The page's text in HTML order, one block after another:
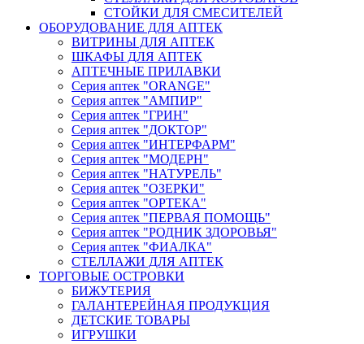
СТОЙКИ ДЛЯ СМЕСИТЕЛЕЙ
ОБОРУДОВАНИЕ ДЛЯ АПТЕК
ВИТРИНЫ ДЛЯ АПТЕК
ШКАФЫ ДЛЯ АПТЕК
АПТЕЧНЫЕ ПРИЛАВКИ
Серия аптек "ORANGE"
Серия аптек "АМПИР"
Серия аптек "ГРИН"
Серия аптек "ДОКТОР"
Серия аптек "ИНТЕРФАРМ"
Серия аптек "МОДЕРН"
Серия аптек "НАТУРЕЛЬ"
Серия аптек "ОЗЕРКИ"
Серия аптек "ОРТЕКА"
Серия аптек "ПЕРВАЯ ПОМОЩЬ"
Серия аптек "РОДНИК ЗДОРОВЬЯ"
Серия аптек "ФИАЛКА"
СТЕЛЛАЖИ ДЛЯ АПТЕК
ТОРГОВЫЕ ОСТРОВКИ
БИЖУТЕРИЯ
ГАЛАНТЕРЕЙНАЯ ПРОДУКЦИЯ
ДЕТСКИЕ ТОВАРЫ
ИГРУШКИ